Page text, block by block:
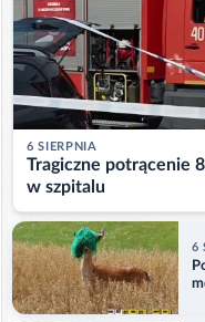
6 SIERPNIA
Tragiczne potrącenie
w szpitalu
6